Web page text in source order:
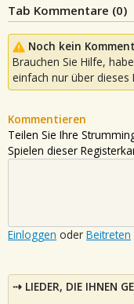
Tab Kommentare (0)
Noch kein
Brauchen Sie Hilfe,
einfach nur über dieses
Kommentieren
Teilen Sie Ihre
Spielen dieser
Einloggen oder Beitreten
LIEDER, DIE IHNEN